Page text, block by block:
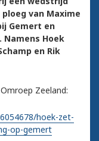
ploeg van Maxime
Gemert en
Hoek
en Rik
Zeeland:
hoek-zet-
op-gemert